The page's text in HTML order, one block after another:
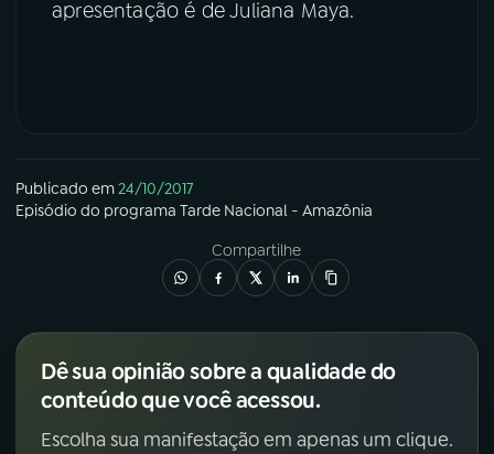
apresentação é de Juliana Maya.
Publicado em24/10/2017
Episódio do programa Tarde Nacional - Amazônia
Compartilhe
Dê sua opinião sobre a qualidade do
conteúdo que você acessou.
Escolha sua manifestação em apenas um clique.